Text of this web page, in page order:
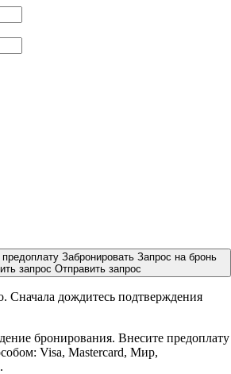
предоплату Забронировать Запрос на бронь
запрос Отправить запрос
Сначала дождитесь подтверждения
бронирования. Внесите предоплату
Visa, Mastercard, Мир,